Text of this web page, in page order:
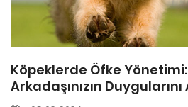
Köpeklerde Öfke
Arkadaşınızın